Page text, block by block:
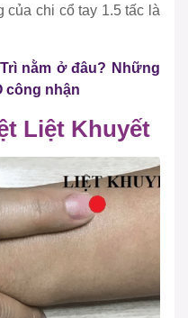
của chi cổ tay 1.5 tấc là
nằm ở đâu? Những
công nhận
Liệt Khuyết